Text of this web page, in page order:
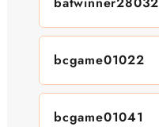
bcgame01022
bcgame01041